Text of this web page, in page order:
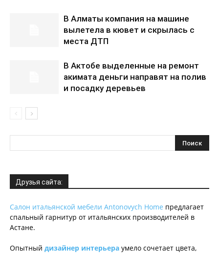
В Алматы компания на машине
вылетела в кювет и скрылась с
места ДТП
В Актобе выделенные на ремонт
акимата деньги направят на полив
и посадку деревьев
Друзья сайта:
Салон итальянской мебели Antonovych Home предлагает
спальный гарнитур от итальянских производителей в
Астане.
Опытный дизайнер интерьера умело сочетает цвета,